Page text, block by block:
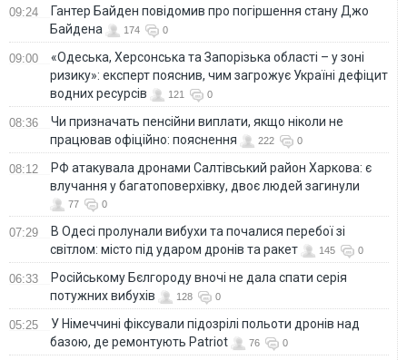
09:24
Гантер Байден повідомив про погіршення стану Джо
Байдена
174 0
09:00
«Одеська, Херсонська та Запорізька області – у зоні
ризику»: експерт пояснив, чим загрожує Україні дефіцит
водних ресурсів
121 0
08:36
Чи призначать пенсійни виплати, якщо ніколи не
працював офіційно: пояснення
222 0
08:12
РФ атакувала дронами Салтівський район Харкова: є
влучання у багатоповерхівку, двоє людей загинули
77 0
07:29
В Одесі пролунали вибухи та почалися перебої зі
світлом: місто під ударом дронів та ракет
145 0
06:33
Російському Бєлгороду вночі не дала спати серія
потужних вибухів
128 0
05:25
У Німеччині фіксували підозрілі польоти дронів над
базою, де ремонтують Patriot
76 0